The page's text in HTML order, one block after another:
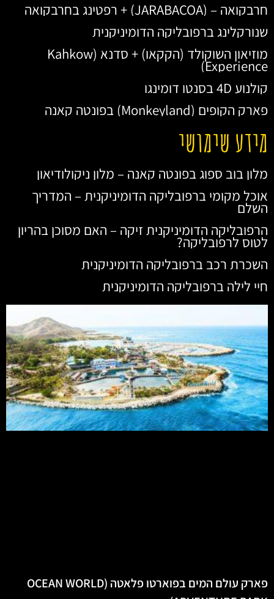
חרבקואה – (JARABACOA) + רפטינג בחרבקואה
שנורקלינג ברפובליקה הדומיניקנית
מוזיאון השוקולד (הקקאו) + סדנא (Kahkow
Experience)
קולנוע 4D בסנטו דומינגו
פארק הקופים (Monkeyland) בפונטה קאנה
מידע שימושי
מלון בוב ספוג בפונטה קאנה – מלון ניקולודיאון
אוכל מקומי ברפובליקה הדומיניקנית – המדריך
השלם
הרפובליקה הדומיניקנית זיקה – האם מסוכן בהריון
לטוס לרפובליקה?
השכרת רכב ברפובליקה הדומיניקנית
חיי לילה ברפובליקה הדומיניקנית
פארק עולם המים בפוארטו פלאטה (OCEAN WORLD